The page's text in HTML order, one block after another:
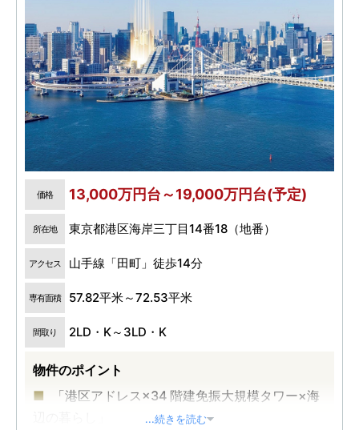
価格 13,000万円台～19,000万円台(予定)
所在地 東京都港区海岸三丁目14番18（地番）
アクセス 山手線「田町」徒歩14分
専有面積 57.82平米～72.53平米
間取り 2LD・K～3LD・K
物件のポイント
「港区アドレス×34 階建免振大規模タワー×海
...続きを読む